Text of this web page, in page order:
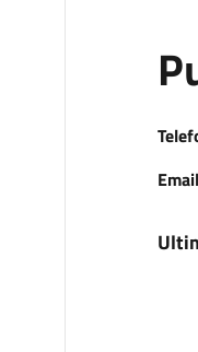
Email